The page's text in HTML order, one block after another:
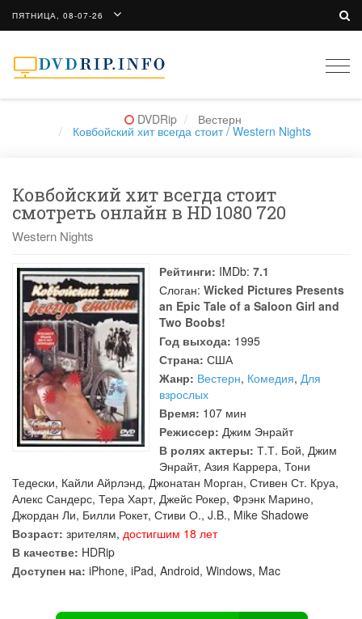
ПЯТНИЦА, 08-07-26
DVDRip Вестерн
Ковбойский хит всегда стоит / Western Nights
Ковбойский хит всегда стоит
смотреть онлайн в HD 1080 720
Western Nights
Рейтинги: IMDb: 7.1
Слоган: Wicked Pictures Presents
an Epic Tale of a Saloon Girl and
Two Boobs!
Год выхода: 1995
Страна: США
Жанр: Вестерн, Комедия, Для
взрослых
Время: 107 мин
Режиссер: Джим Энрайт
В ролях актеры: Т.Т. Бой, Джим
Энрайт, Азия Каррера, Тони
Тедески, Кайли Айрлэнд, Джонатан Морган, Стивен Ст. Круа,
Алекс Сандерс, Тера Харт, Джейс Рокер, Фрэнк Марино,
Джордан Ли, Билли Рокет, Стиви О., J.B., Mike Shadowe
Возраст: зрителям, достигшим 18 лет
В качестве: HDRip
Доступен на: iPhone, iPad, Android, Windows, Mac